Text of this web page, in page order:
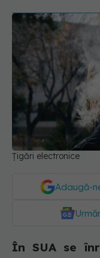
Țigări electronice
Adaugă-
În SUA se